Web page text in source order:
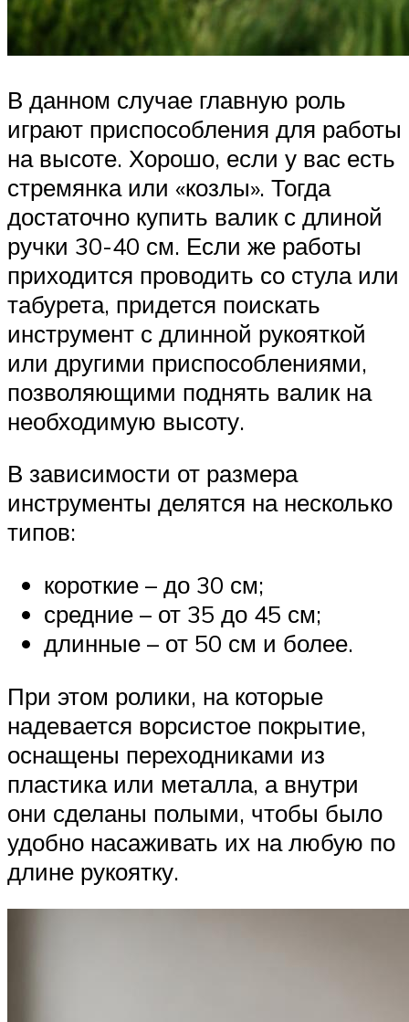
В данном случае главную роль
играют приспособления для работы
на высоте. Хорошо, если у вас есть
стремянка или «козлы». Тогда
достаточно купить валик с длиной
ручки 30-40 см. Если же работы
приходится проводить со стула или
табурета, придется поискать
инструмент с длинной рукояткой
или другими приспособлениями,
позволяющими поднять валик на
необходимую высоту.
В зависимости от размера
инструменты делятся на несколько
типов:
короткие – до 30 см;
средние – от 35 до 45 см;
длинные – от 50 см и более.
При этом ролики, на которые
надевается ворсистое покрытие,
оснащены переходниками из
пластика или металла, а внутри
они сделаны полыми, чтобы было
удобно насаживать их на любую по
длине рукоятку.